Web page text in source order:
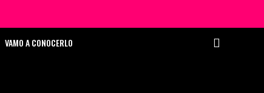
VAMO A CONOCERLO